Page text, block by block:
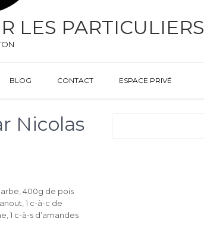
LES PARTICULIERS
BLOG CONTACT ESPACE PRIVÉ
Nicolas
400g de pois
1 c-à-c de
1 c-à-s d’amandes